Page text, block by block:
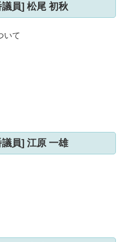
議員] 松尾 初秋
いて
議員] 江原 一雄